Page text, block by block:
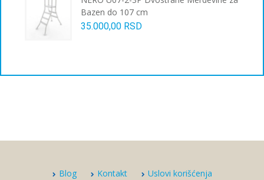
Bazen do 107 cm
35.000,00 RSD
Blog Kontakt Uslovi korišćenja